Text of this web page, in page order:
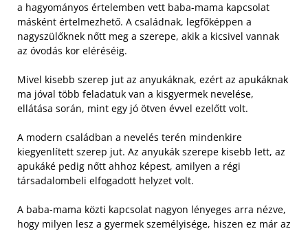
a hagyományos értelemben vett baba-mama kapcsolat
másként értelmezhető. A családnak, legfőképpen a
nagyszülőknek nőtt meg a szerepe, akik a kicsivel vannak
az óvodás kor eléréséig.
Mivel kisebb szerep jut az anyukáknak, ezért az apukáknak
ma jóval több feladatuk van a kisgyermek nevelése,
ellátása során, mint egy jó ötven évvel ezelőtt volt.
A modern családban a nevelés terén mindenkire
kiegyenlített szerep jut. Az anyukák szerepe kisebb lett, az
apukáké pedig nőtt ahhoz képest, amilyen a régi
társadalombeli elfogadott helyzet volt.
A baba-mama közti kapcsolat nagyon lényeges arra nézve,
hogy milyen lesz a gyermek személyisége, hiszen ez már az